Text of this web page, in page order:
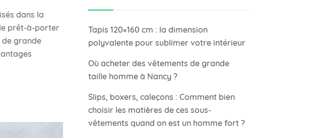
dans la
prêt-à-porter
de grande
Tapis 120×160 cm : la dimension
polyvalente pour sublimer votre intérieur
Où acheter des vêtements de grande
taille homme à Nancy ?
Slips, boxers, caleçons : Comment bien
choisir les matières de ces sous-
vêtements quand on est un homme fort ?